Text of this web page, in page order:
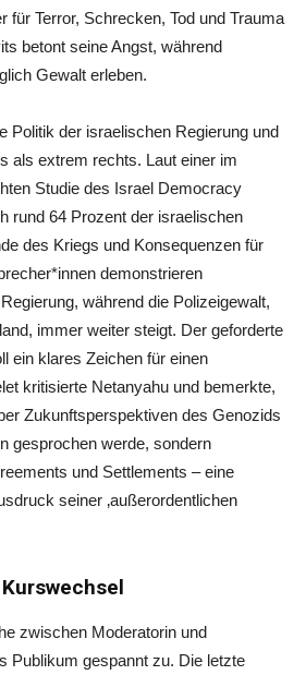
für Terror, Schrecken, Tod und Trauma
betont seine Angst, während
Gewalt erleben.
Politik der israelischen Regierung und
als extrem rechts. Laut einer im
Studie des Israel Democracy
rund 64 Prozent der israelischen
des Kriegs und Konsequenzen für
demonstrieren
während die Polizeigewalt,
immer weiter steigt. Der geforderte
ein klares Zeichen für einen
kritisierte Netanyahu und bemerkte,
Zukunftsperspektiven des Genozids
gesprochen werde, sondern
und Settlements – eine
seiner ‚außerordentlichen
zwischen Moderatorin und
Publikum gespannt zu. Die letzte